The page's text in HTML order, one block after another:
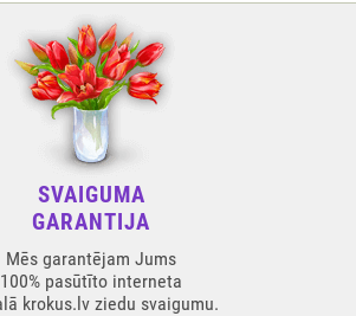
SVAIGUMA
GARANTIJA
Mēs garantējam Jums
100% pasūtīto interneta
krokus.lv ziedu svaigumu.